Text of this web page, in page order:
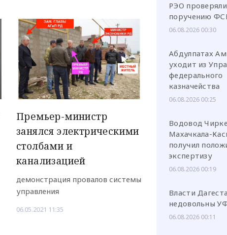
Премьер-министр
занялся электрическими
столбами и
канализацией
демонстрация провалов системы
управления
06.05.2021 11:35
РЭО
поручению
06.08.2026 00:30
Абдулпатах
уходит из
федерального
казначейства
06.08.2026 00:25
Водовод
Махачкала-
получил
экспертизу
06.08.2026 00:19
Власти
недовольны
06.08.2026 00:11